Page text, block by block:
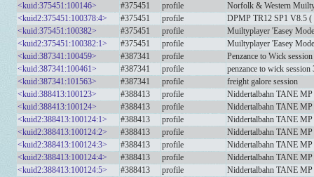
<kuid:375451:100146>
#375451 profile
Norfolk & Western
<kuid2:375451:100378:4>
#375451 profile
DPMP TR12 SP1 V8.5 (
<kuid:375451:100382>
#375451 profile
Muiltyplayer 'Easey
<kuid2:375451:100382:1>
#375451 profile
Muiltyplayer 'Easey Mode
<kuid:387341:100459>
#387341 profile
Penzance to Wick
<kuid:387341:100461>
#387341 profile
penzance to wick session
<kuid:387341:101563>
#387341 profile
freight galore session
<kuid:388413:100123>
#388413 profile
Niddertalbahn TANE
<kuid:388413:100124>
#388413 profile
Niddertalbahn TANE
<kuid2:388413:100124:1>
#388413 profile
Niddertalbahn TANE
<kuid2:388413:100124:2>
#388413 profile
Niddertalbahn TANE
<kuid2:388413:100124:3>
#388413 profile
Niddertalbahn TANE
<kuid2:388413:100124:4>
#388413 profile
Niddertalbahn TANE
<kuid2:388413:100124:5>
#388413 profile
Niddertalbahn TANE